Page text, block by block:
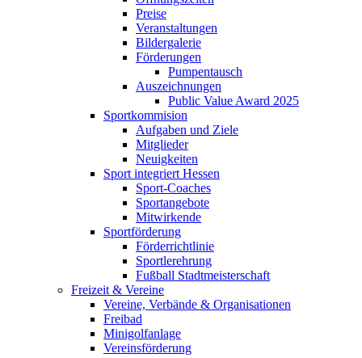
Preise
Veranstaltungen
Bildergalerie
Förderungen
Pumpentausch
Auszeichnungen
Public Value Award 2025
Sportkommision
Aufgaben und Ziele
Mitglieder
Neuigkeiten
Sport integriert Hessen
Sport-Coaches
Sportangebote
Mitwirkende
Sportförderung
Förderrichtlinie
Sportlerehrung
Fußball Stadtmeisterschaft
Freizeit & Vereine
Vereine, Verbände & Organisationen
Freibad
Minigolfanlage
Vereinsförderung